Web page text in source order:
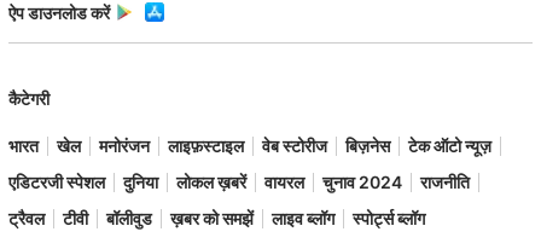
ऐप डाउनलोड करें
कैटेगरी
भारत खेल मनोरंजन लाइफ़स्टाइल वेब स्टोरीज बिज़नेस
टेक ऑटो न्यूज़
एडिटरजी स्पेशल
दुनिया लोकल ख़बरें वायरल चुनाव 2024
राजनीति
ट्रैवल
टीवी बॉलीवुड ख़बर को समझें लाइव ब्लॉग स्पोर्ट्स ब्लॉग